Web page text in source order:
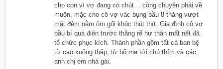
cho con vì vợ đang có chút… công chuyện phải về
muộn, mặc cho cô vợ vác bụng bầu 8 tháng vượt
mặt đêm nằm ôm gối khóc thút thít. Gia đình cô vợ
bầu bí quá điên trước thằng rể hư thân mất nết đã
tổ chức phục kích. Thành phần gồm tất cả ban bệ
từ cao xuống thấp, từ bố mẹ tới chú thím và các
anh chị em nhà gái.